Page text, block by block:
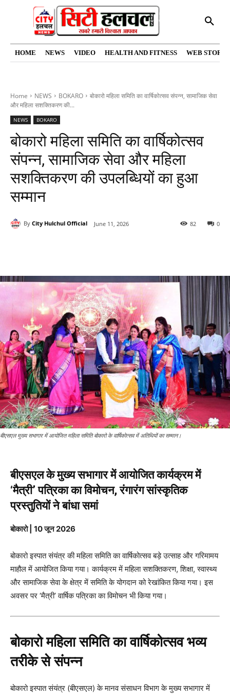
HOME NEWS VIDEO HEALTH AND FITNESS WEB
Home NEWS BOKARO
बोकारो महिला समिति का वार्षिकोत्सव संपन्न, सामाजिक सेवा
और महिला सशक्तिकरण की...
NEWS BOKARO
बोकारो महिला समिति का वार्षिकोत्सव
संपन्न, सामाजिक सेवा और महिला
सशक्तिकरण की उपलब्धियों का हुआ
सम्मान
By City Hulchul Official June 11, 2026 0
82
बीएसएल मुख्य सभागार में आयोजित महिला समिति बोकारो के वार्षिकोत्सव में अतिथियों का सम्मान।
बीएसएल के मुख्य सभागार में आयोजित कार्यक्रम में
‘मैत्री’ पत्रिका का विमोचन, रंगारंग सांस्कृतिक
प्रस्तुतियों ने बांधा समां
बोकारो | 10 जून 2026
बोकारो इस्पात संयंत्र की महिला समिति का वार्षिकोत्सव बड़े उत्साह और गरिमामय
माहौल में आयोजित किया गया। कार्यक्रम में महिला सशक्तिकरण, शिक्षा, स्वास्थ्य
और सामाजिक सेवा के क्षेत्र में समिति के योगदान को रेखांकित किया गया। इस
अवसर पर ‘मैत्री’ वार्षिक पत्रिका का विमोचन भी किया गया।
बोकारो महिला समिति का वार्षिकोत्सव भव्य
तरीके से संपन्न
बोकारो इस्पात संयंत्र (बीएसएल) के मानव संसाधन विभाग के मुख्य सभागार में